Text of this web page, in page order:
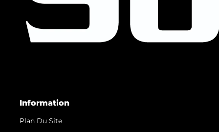
Information
Plan Du Site